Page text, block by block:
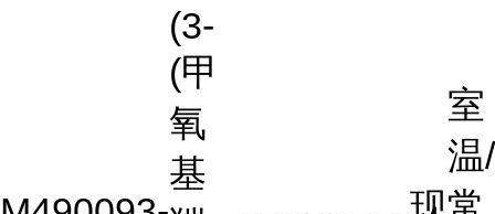
(3-
(甲
氧
基
室
温/